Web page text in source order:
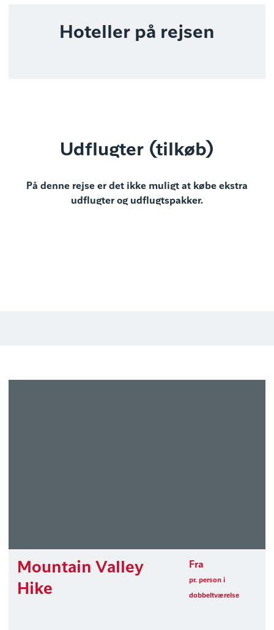
Hoteller på rejsen
Udflugter (tilkøb)
På denne rejse er det ikke muligt at købe ekstra
udflugter og udflugtspakker.
Mountain Valley
Hike
Fra
pr. person i
dobbeltværelse